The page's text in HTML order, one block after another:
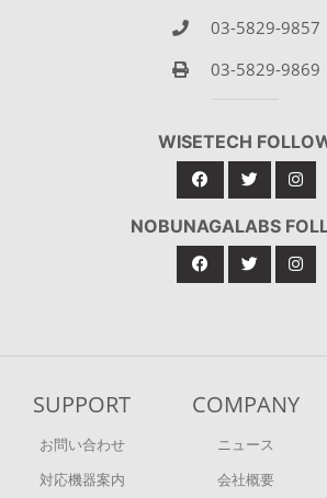
03-5829-9857
03-5829-9869
WISETECH
NOBUNAGALABS
SUPPORT
お問い合わせ
対応機器案内
COMPANY
ニュース
会社概要